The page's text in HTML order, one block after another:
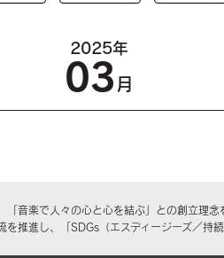
2025年
03 月
「音楽で人々の心と心を結ぶ」との創立理
を推進し、「SDGs（エスディージーズ／持